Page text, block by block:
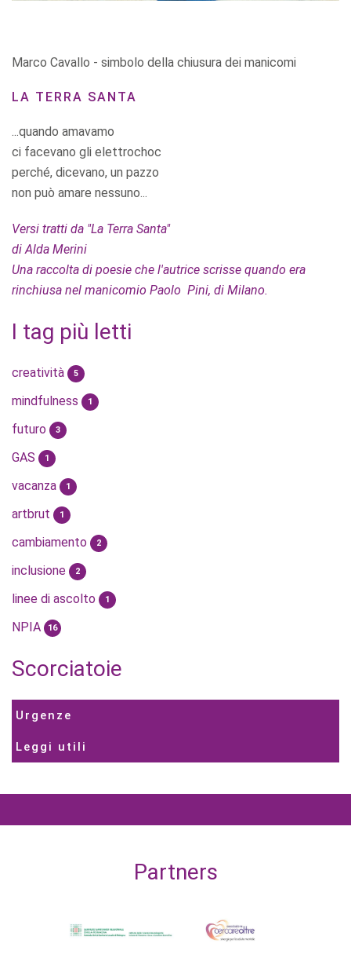
Marco Cavallo - simbolo della chiusura dei manicomi
LA TERRA SANTA
...quando amavamo
ci facevano gli elettrochoc
perché, dicevano, un pazzo
non può amare nessuno...
Versi tratti da "La Terra Santa"
di Alda Merini
Una raccolta di poesie che l'autrice scrisse quando era
rinchiusa nel manicomio Paolo Pini, di Milano.
I tag più letti
creatività 5
mindfulness 1
futuro 3
GAS 1
vacanza 1
artbrut 1
cambiamento 2
inclusione 2
linee di ascolto 1
NPIA 16
Scorciatoie
Urgenze
Leggi utili
Partners